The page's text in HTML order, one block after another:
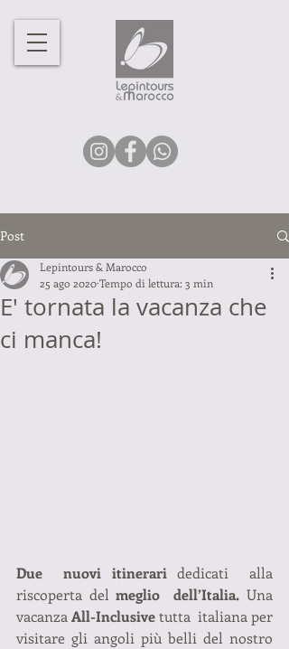
Post
E' tornata la vacanza che
ci manca!
Lepintours & Marocco
25 ago 2020Tempo di lettura: 3 min
Due  nuovi itinerari dedicati  alla
riscoperta del meglio  dell’Italia. Una
vacanza All-Inclusive tutta  italiana per
visitare gli angoli più belli del nostro